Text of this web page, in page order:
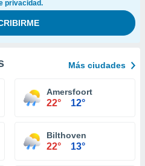
privacidad.
Más ciudades
Amersfoort
22° 12°
Bilthoven
22° 13°